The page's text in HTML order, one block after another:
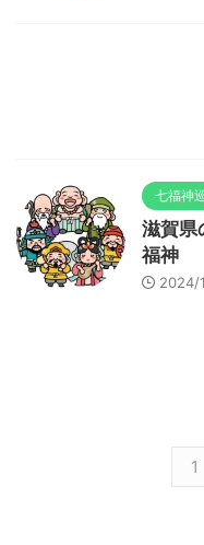
七福神
滋賀県
福神
2024/
1